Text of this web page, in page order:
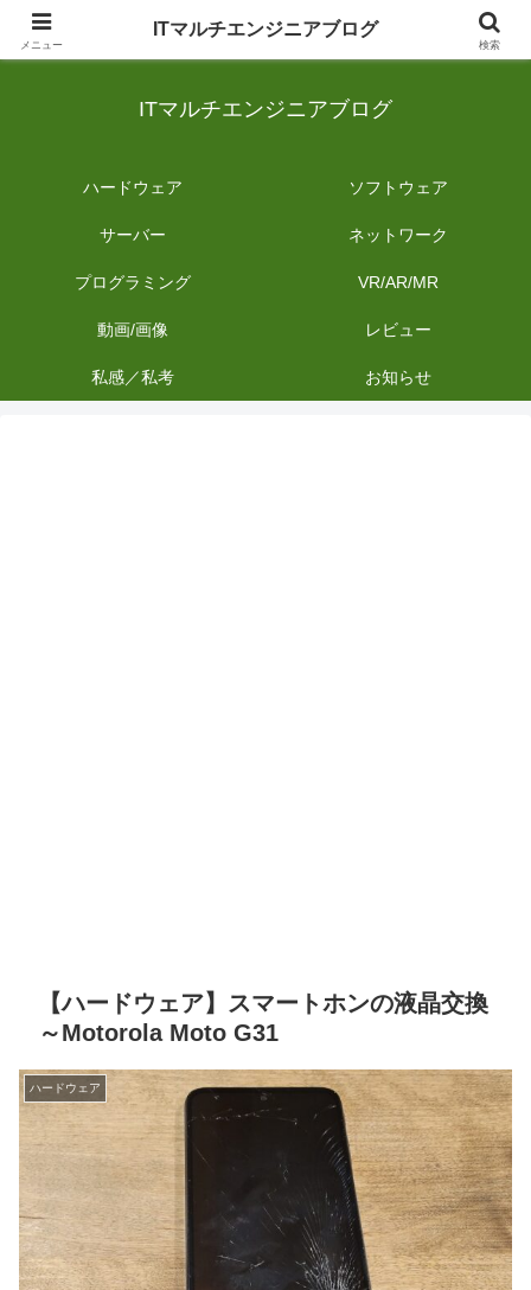
日常のIT業務を備忘録として発信。商品レビューやDIYの作業内容も投稿しま
ITマルチエンジニアブログ
ハードウェア ソフトウェア
サーバー ネットワーク
プログラミング VR/AR/MR
動画/画像 レビュー
私感／私考 お知らせ
【ハードウェア】スマートホンの液晶交換
～Motorola Moto G31
ハードウェア
メニュー
ITマルチエンジニアブログ
検索